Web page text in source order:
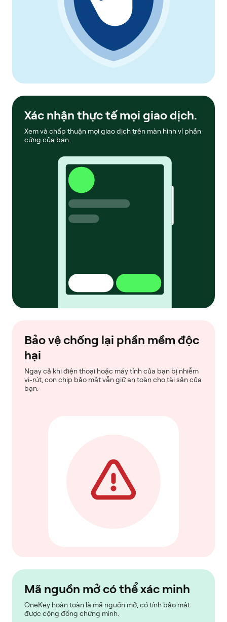
Xác nhận thực tế mọi giao dịch.
Xem và chấp thuận mọi giao dịch trên màn hình ví phần
cứng của bạn.
Bảo vệ chống lại phần mềm độc
hại
Ngay cả khi điện thoại hoặc máy tính của bạn bị nhiễm
vi-rút, con chip bảo mật vẫn giữ an toàn cho tài sản của
bạn.
Mã nguồn mở có thể xác minh
OneKey hoàn toàn là mã nguồn mở, có tính bảo mật
được cộng đồng chứng minh.